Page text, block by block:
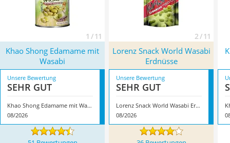
mit Wasabi* mit seinen Eigenschaften.
1 / 11 2 / 11
Khao Shong Edamame mit
Wasabi
Lorenz Snack World Wasabi
Erdnüsse
Unsere Bewertung
SEHR GUT
Khao Shong Edamame mit Wasabi
08/2026
Unsere Bewertung
SEHR GUT
Lorenz Snack World Wasabi Erdnüsse
08/2026